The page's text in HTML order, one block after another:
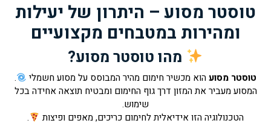
טוסטר מסוע – היתרון של יעילות
ומהירות במטבחים מקצועיים
מהו טוסטר מסוע?
טוסטר מסועהוא מכשיר חימום מהיר המבוסס על מסוע חשמלי
.
המסוע מעביר את המזון דרך גוף החימום ומבטיח תוצאה אחידה בכל
שימוש.
הטכנולוגיה הזו אידיאלית לחימום כריכים, מאפים ופיצות
.